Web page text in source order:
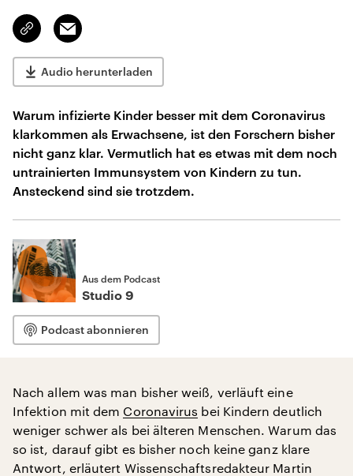
Link
kopieren/teilen
Email
Audio herunterladen
Warum infizierte Kinder besser mit dem Coronavirus
klarkommen als Erwachsene, ist den Forschern bisher
nicht ganz klar. Vermutlich hat es etwas mit dem noch
untrainierten Immunsystem von Kindern zu tun.
Ansteckend sind sie trotzdem.
Aus dem Podcast
Studio 9
Podcast abonnieren
Nach allem was man bisher weiß, verläuft eine
Infektion mit dem Coronavirus bei Kindern deutlich
weniger schwer als bei älteren Menschen. Warum das
so ist, darauf gibt es bisher noch keine ganz klare
Antwort, erläutert Wissenschaftsredakteur Martin